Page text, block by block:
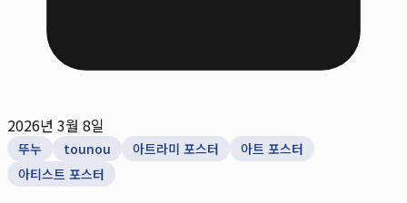
2026년 3월 8일
뚜누 tounou 아트라미 포스터
아트 포스터
아티스트 포스터